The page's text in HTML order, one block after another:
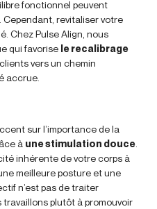
fonctionnel peuvent
Cependant, revitaliser votre
Chez Pulse Align, nous
qui favorise le recalibrage
vers un chemin
accrue.
sur l’importance de la
à une stimulation douce
inhérente de votre corps à
meilleure posture et une
n’est pas de traiter
plutôt à promouvoir